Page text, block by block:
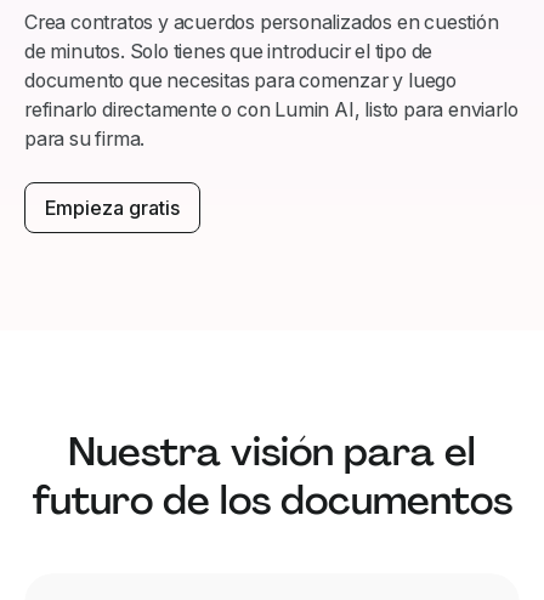
Crea contratos y acuerdos personalizados en cuestión
de minutos. Solo tienes que introducir el tipo de
documento que necesitas para comenzar y luego
refinarlo directamente o con Lumin AI, listo para enviarlo
para su firma.
Empieza gratis
Nuestra visión para el
futuro de los documentos